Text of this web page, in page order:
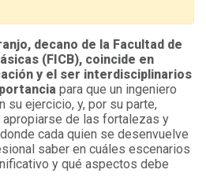
decano de la Facultad de
(FICB), coincide en
y el ser interdisciplinarios
para que un ingeniero
su ejercicio, y, por su parte,
apropiarse de las fortalezas y
cada quien se desenvuelve
saber en cuáles escenarios
y qué aspectos debe